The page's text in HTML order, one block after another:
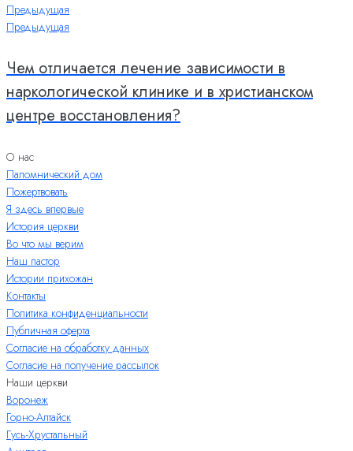
Предыдущая
Предыдущая
Чем отличается лечение зависимости в
наркологической клинике и в христианском
центре восстановления?
О нас
Паломнический дом
Пожертвовать
Я здесь впервые
История церкви
Во что мы верим
Наш пастор
Истории прихожан
Контакты
Политика конфиденциальности
Публичная оферта
Согласие на обработку данных
Согласие на получение рассылок
Наши церкви
Воронеж
Горно-Алтайск
Гусь-Хрустальный